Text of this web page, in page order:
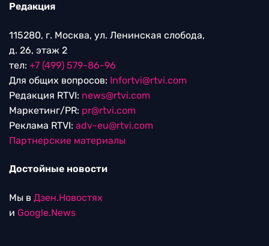
Редакция
115280, г. Москва, ул. Ленинская слобода,
д. 26, этаж 2
тел: +7 (499) 579-86-96
Для общих вопросов: Infortvi@rtvi.com
Редакция RTVI: news@rtvi.com
Маркетинг/PR: pr@rtvi.com
Реклама RTVI: adv-eu@rtvi.com
Партнерские материалы
Достойные новости
Мы в Дзен.Новостях
и Google.News